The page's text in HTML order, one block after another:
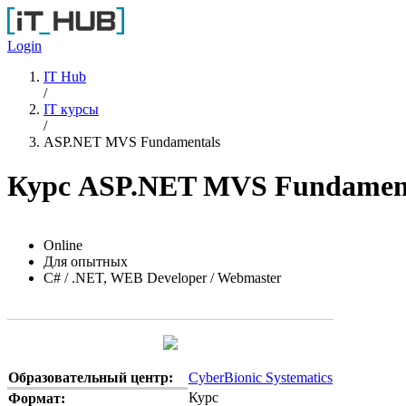
Перейти к основному содержанию
Login
IT Hub
/
IT курсы
/
ASP.NET MVS Fundamentals
Курс ASP.NET MVS
Online
Для опытных
C# / .NET, WEB Developer / Webmaster
Образовательный центр:
CyberBionic Systematics
Формат:
Курс